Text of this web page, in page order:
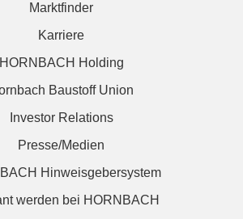
Marktfinder
Karriere
HORNBACH Holding
Baustoff Union
Investor Relations
Presse/Medien
Hinweisgebersystem
werden bei HORNBACH